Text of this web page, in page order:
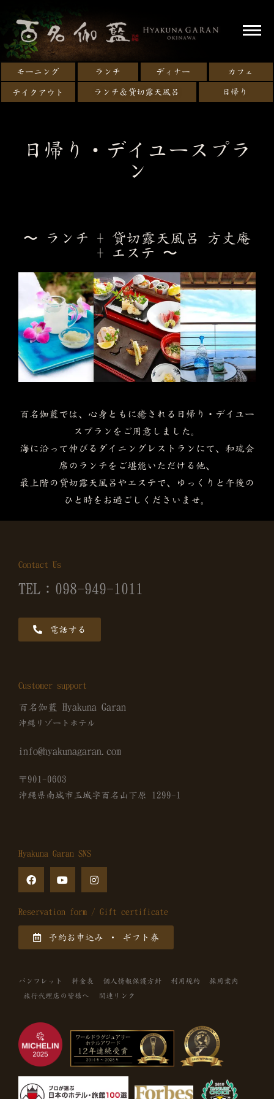
モーニング ランチ ディナー カフェ
テイクアウト ランチ＆貸切露天風呂 日帰り
日帰り・デイユースプラ
ン
〜 ランチ + 貸切露天風呂 方丈庵
+ エステ 〜
百名伽藍では、心身ともに癒される日帰り・デイユー
スプランをご用意しました。
海に沿って伸びるダイニングレストランにて、和琉会
席のランチをご堪能いただける他、
最上階の貸切露天風呂やエステで、ゆっくりと午後の
ひと時をお過ごしくださいませ。
Contact Us
TEL：098-949-1011
電話する
Customer support
百名伽藍 Hyakuna Garan
沖縄リゾートホテル
info@hyakunagaran.com
〒901-0603
沖縄県南城市玉城字百名山下原 1299-1
Hyakuna Garan SNS
Reservation form / Gift certificate
予約お申込み ・ ギフト券
パンフレット 料金表 個人情報保護方針 利用規約
採用案内
旅行代理店の皆様へ
関連リンク